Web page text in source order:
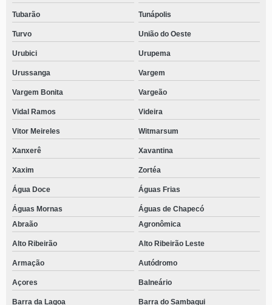
Tubarão Tunápolis
Turvo União do Oeste
Urubici Urupema
Urussanga Vargem
Vargem Bonita Vargeão
Vidal Ramos Videira
Vitor Meireles Witmarsum
Xanxerê Xavantina
Xaxim Zortéa
Água Doce Águas Frias
Águas Mornas
Águas de Chapecó
Abraão
Agronômica
Alto Ribeirão Alto Ribeirão Leste
Armação Autódromo
Açores Balneário
Barra da Lagoa Barra do Sambaqui